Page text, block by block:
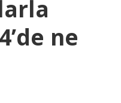
ne